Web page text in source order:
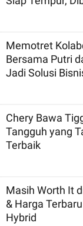
Memotret
Bersama Putri
Jadi Solusi
Chery Bawa
Tangguh yang
Terbaik
Masih Worth It
& Harga
Hybrid